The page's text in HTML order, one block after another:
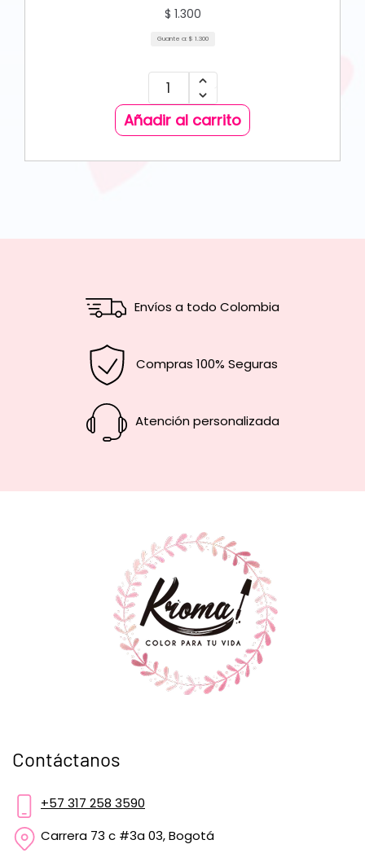
$ 1.300
Guante a: $ 1.300
Añadir al carrito
Envíos a todo Colombia
Compras 100% Seguras
Atención personalizada
Contáctanos
+57 317 258 3590
Carrera 73 c #3a 03, Bogotá